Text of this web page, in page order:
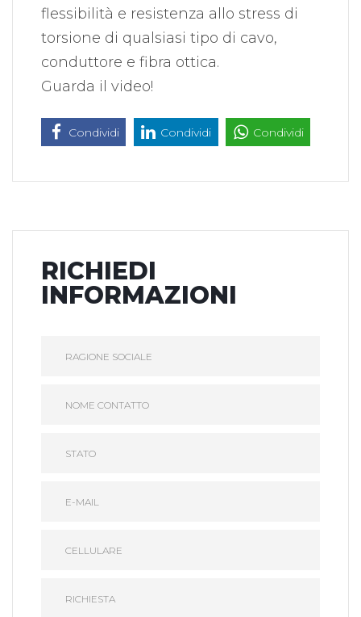
flessibilità e resistenza allo stress di
torsione di qualsiasi tipo di cavo,
conduttore e fibra ottica.
Guarda il video!
Condividi Condividi Condividi
RICHIEDI
INFORMAZIONI